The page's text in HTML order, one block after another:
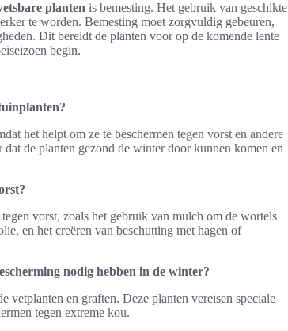
planten is bemesting. Het gebruik van geschikte
te worden. Bemesting moet zorgvuldig gebeuren,
Dit bereidt de planten voor op de komende lente
begin.
het helpt om ze te beschermen tegen vorst en andere
de planten gezond de winter door kunnen komen en
vorst, zoals het gebruik van mulch om de wortels
en het creëren van beschutting met hagen of
nodig hebben in de winter?
vetplanten en graften. Deze planten vereisen speciale
tegen extreme kou.